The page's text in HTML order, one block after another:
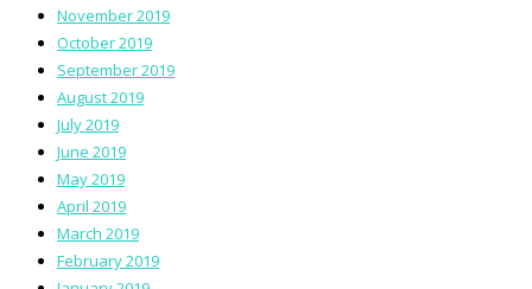
November 2019
October 2019
September 2019
August 2019
July 2019
June 2019
May 2019
April 2019
March 2019
February 2019